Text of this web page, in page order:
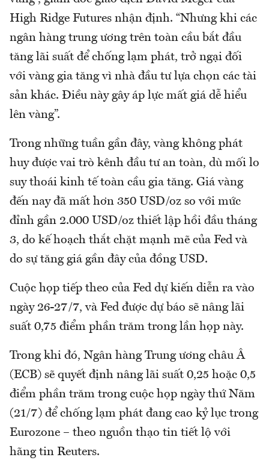
High Ridge Futures nhận định. “Nhưng khi các
ngân hàng trung ương trên toàn cầu bắt đầu
tăng lãi suất để chống lạm phát, trở ngại đối
với vàng gia tăng vì nhà đầu tư lựa chọn các tài
sản khác. Điều này gây áp lực mất giá dễ hiểu
lên vàng”.
Trong những tuần gần đây, vàng không phát
huy được vai trò kênh đầu tư an toàn, dù mối lo
suy thoái kinh tế toàn cầu gia tăng. Giá vàng
đến nay đã mất hơn 350 USD/oz so với mức
đỉnh gần 2.000 USD/oz thiết lập hồi đầu tháng
3, do kế hoạch thắt chặt mạnh mẽ của Fed và
do sự tăng giá gần đây của đồng USD.
Cuộc họp tiếp theo của Fed dự kiến diễn ra vào
ngày 26-27/7, và Fed được dự báo sẽ nâng lãi
suất 0,75 điểm phần trăm trong lần họp này.
Trong khi đó, Ngân hàng Trung ương châu Â
(ECB) sẽ quyết định nâng lãi suất 0,25 hoặc 0,5
điểm phần trăm trong cuộc họp ngày thứ Năm
(21/7) để chống lạm phát đang cao kỷ lục trong
Eurozone – theo nguồn thạo tin tiết lộ với
hãng tin Reuters.